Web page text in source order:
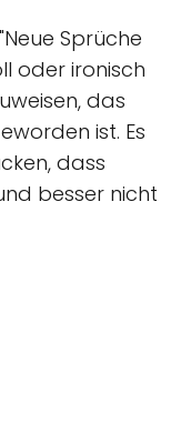
Sprüche
oder ironisch
das
ist. Es
dass
besser nicht